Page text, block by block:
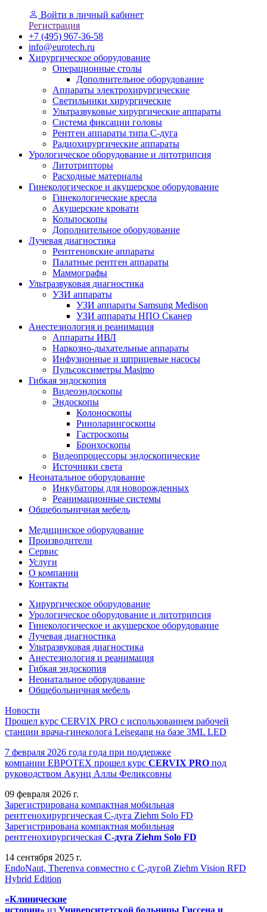
Войти в личный кабинет
Регистрация
+7 (495) 967-36-58
info@eurotech.ru
Хирургическое оборудование
Операционные столы
Дополнительное оборудование
Аппараты электрохирургические
Светильники хирургические
Ультразвуковые хирургические аппараты
Система фиксации головы
Рентген аппараты типа С-дуга
Радиохирургические аппараты
Урологическое оборудование и литотрипсия
Литотрипторы
Расходные материалы
Гинекологическое и акушерское оборудование
Гинекологические кресла
Акушерские кровати
Кольпоскопы
Дополнительное оборудование
Лучевая диагностика
Рентгеновские аппараты
Палатные рентген аппараты
Маммографы
Ультразвуковая диагностика
УЗИ аппараты
УЗИ аппараты Samsung Medison
УЗИ аппараты НПО Сканер
Анестезиология и реанимация
Аппараты ИВЛ
Наркозно-дыхательные аппараты
Инфузионные и шприцевые насосы
Пульсоксиметры Masimo
Гибкая эндоскопия
Видеоэндоскопы
Эндоскопы
Колоноскопы
Риноларингоскопы
Гастроскопы
Бронхоскопы
Видеопроцессоры эндоскопические
Источники света
Неонатальное оборудование
Инкубаторы для новорожденных
Реанимационные системы
Общебольничная мебель
Медицинское оборудование
Производители
Сервис
Услуги
О компании
Контакты
Хирургическое оборудование
Урологическое оборудование и литотрипсия
Гинекологическое и акушерское оборудование
Лучевая диагностика
Ультразвуковая диагностика
Анестезиология и реанимация
Гибкая эндоскопия
Неонатальное оборудование
Общебольничная мебель
Новости
Прошел курс CERVIX PRO с использованием рабочей
станции врача-гинеколога Leisegang на базе 3ML LED
7 февраля 2026 года года при поддержке
компании ЕВРОТЕХ прошел курс CERVIX PRO под
руководством Акунц Аллы Феликсовны
09 февраля 2026 г.
Зарегистрирована компактная мобильная
рентгенохирургическая С-дуга Ziehm Solo FD
Зарегистрирована компактная мобильная
рентгенохирургическая С-дуга Ziehm Solo FD
14 сентября 2025 г.
EndoNaut, Therenva совместно с С-дугой Ziehm Vision RFD
Hybrid Edition
«Клинические
истории» из Университетской больницы Гиссена и